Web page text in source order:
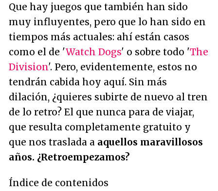
Que hay juegos que también han sido
muy influyentes, pero que lo han sido en
tiempos más actuales: ahí están casos
como el de 'Watch Dogs' o sobre todo 'The
Division'. Pero, evidentemente, estos no
tendrán cabida hoy aquí. Sin más
dilación, ¿quieres subirte de nuevo al tren
de lo retro? El que nunca para de viajar,
que resulta completamente gratuito y
que nos traslada a aquellos maravillosos
años. ¿Retroempezamos?
Índice de contenidos